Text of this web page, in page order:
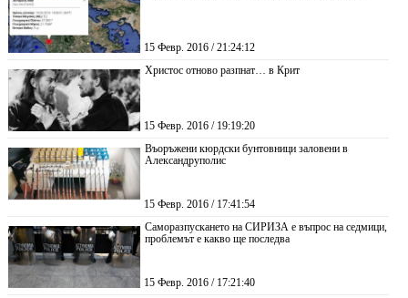
15 Февр. 2016 / 21:24:12
Христос отново разпнат… в Крит
15 Февр. 2016 / 19:19:20
Въоръжени кюрдски бунтовници заловени в
Александруполис
15 Февр. 2016 / 17:41:54
Саморазпускането на СИРИЗА е въпрос на седмици,
проблемът е какво ще последва
15 Февр. 2016 / 17:21:40